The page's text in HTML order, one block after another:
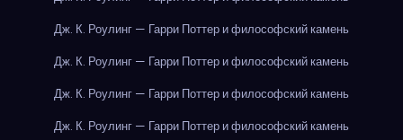
Дж. К. Роулинг — Гарри Поттер и философский камень
Дж. К. Роулинг — Гарри Поттер и философский камень
Дж. К. Роулинг — Гарри Поттер и философский камень
Дж. К. Роулинг — Гарри Поттер и философский камень